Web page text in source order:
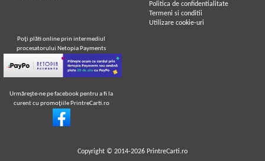
Politica de confidentialitate
Termeni si conditii
Utilizare cookie-uri
Poţi plăti online prin intermediul
procesatorului Netopia Payments
Urmăreşte-ne pe facebook pentru a fi la
curent cu promoţiile PrintreCarti.ro
Copyright © 2014-2026 PrintreCarti.ro